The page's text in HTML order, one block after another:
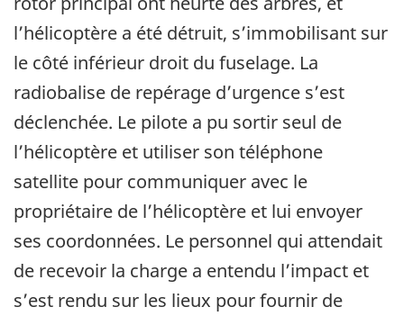
l’hélicoptère a été détruit, s’immobilisant sur
le côté inférieur droit du fuselage. La
radiobalise de repérage d’urgence s’est
déclenchée. Le pilote a pu sortir seul de
l’hélicoptère et utiliser son téléphone
satellite pour communiquer avec le
propriétaire de l’hélicoptère et lui envoyer
ses coordonnées. Le personnel qui attendait
de recevoir la charge a entendu l’impact et
s’est rendu sur les lieux pour fournir de